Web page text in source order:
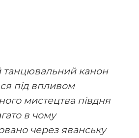
під впливом
мистецтва півдня
в чому
через яванську